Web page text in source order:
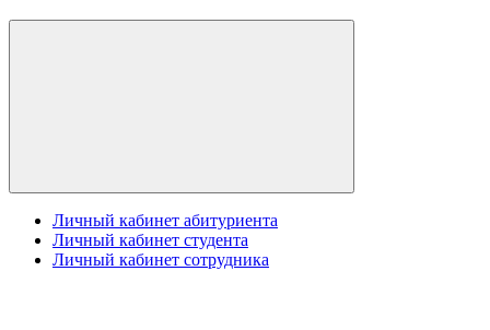
Личный кабинет абитуриента
Личный кабинет студента
Личный кабинет сотрудника